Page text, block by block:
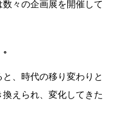
々の企画展を開催して
、時代の移り変わりと
えられ、変化してきた